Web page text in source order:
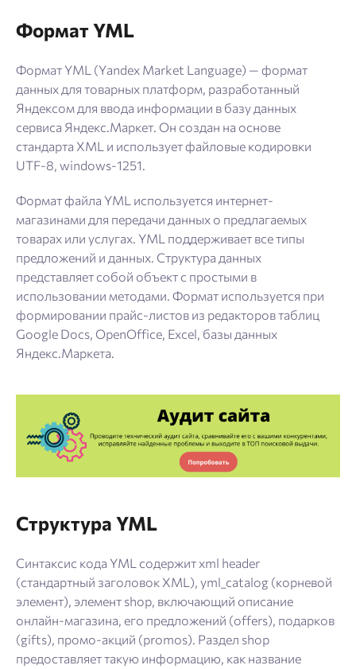
Формат YML
Формат YML (Yandex Market Language) — формат
данных для товарных платформ, разработанный
Яндексом для ввода информации в базу данных
сервиса Яндекс.Маркет. Он создан на основе
стандарта XML и использует файловые кодировки
UTF-8, windows-1251.
Формат файла YML используется интернет-
магазинами для передачи данных о предлагаемых
товарах или услугах. YML поддерживает все типы
предложений и данных. Структура данных
представляет собой объект с простыми в
использовании методами. Формат используется при
формировании прайс-листов из редакторов таблиц
Google Docs, OpenOffice, Excel, базы данных
Яндекс.Маркета.
Структура YML
Синтаксис кода YML содержит xml header
(стандартный заголовок XML), yml_catalog (корневой
элемент), элемент shop, включающий описание
онлайн-магазина, его предложений (offers), подарков
(gifts), промо-акций (promos). Раздел shop
предоставляет такую информацию, как название